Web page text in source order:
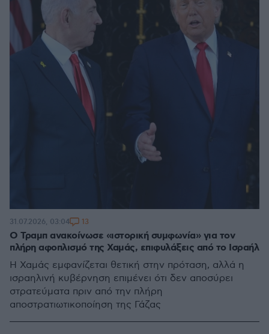
Ο Τραμπ ανακοίνωσε «ιστορική συμφωνία» για τον
πλήρη αφοπλισμό της Χαμάς, επιφυλάξεις από το Ισραήλ
Η Χαμάς εμφανίζεται θετική στην πρόταση, αλλά η
ισραηλινή κυβέρνηση επιμένει ότι δεν αποσύρει
στρατεύματα πριν από την πλήρη
αποστρατιωτικοποίηση της Γάζας
31.07.2026, 03:04 13